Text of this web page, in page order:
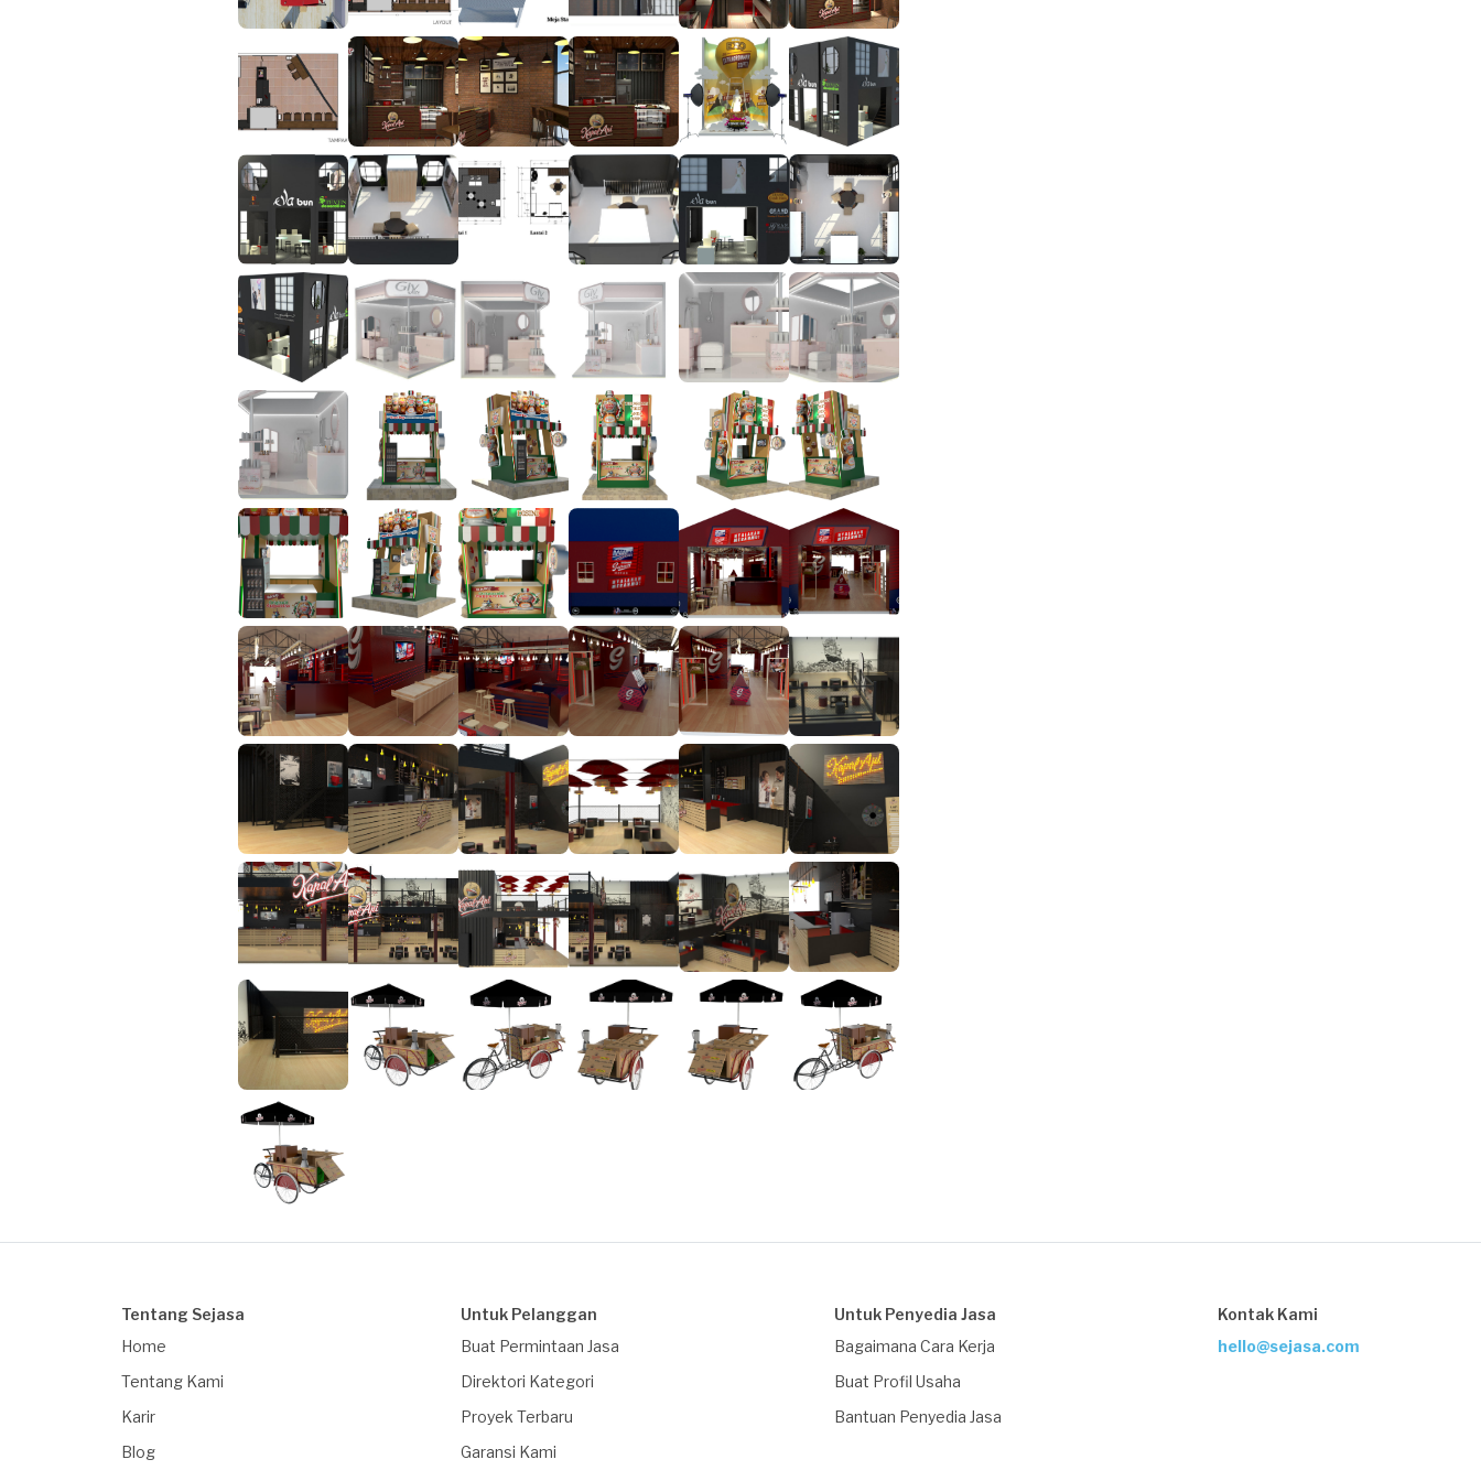
Tentang Sejasa
Home
Tentang Kami
Karir
Blog
Untuk Pelanggan
Buat Permintaan Jasa
Direktori Kategori
Proyek Terbaru
Garansi Kami
Untuk Penyedia Jasa
Bagaimana Cara Kerja
Buat Profil Usaha
Bantuan Penyedia Jasa
Kontak Kami
hello@sejasa.com